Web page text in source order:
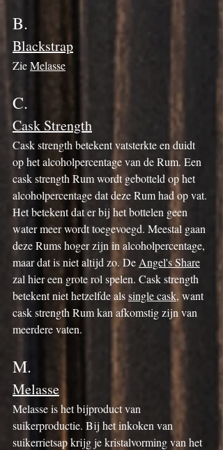
B.
Blackstrap
Zie Melasse
C.
Cask Strength
Cask strength betekent vatsterkte en duidt
op het alcoholpercentage van de Rum. Een
cask strength Rum wordt gebotteld op het
alcoholpercentage dat deze Rum had op vat.
Het betekent dat er bij het bottelen geen
water meer wordt toegevoegd. Meestal gaan
deze Rums hoger zijn in alcoholpercentage,
maar dat is niet altijd zo. De Angel's Share
zal hier een grote rol spelen. Cask strength
betekent niet hetzelfde als single cask, want
cask strength Rum kan afkomstig zijn van
meerdere vaten.
M.
Melasse
Melasse is het bijproduct van
suikerproductie. Bij het inkoken van
suikerrietsap krijg je kristalvorming van het